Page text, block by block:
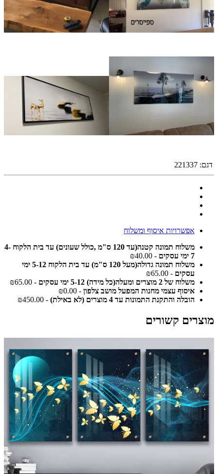
דגם: 221337
אפשרויות איסוף ומשלוח
משלוח תמונה קטנה(עד 120 ס"מ ,כולל שעונים) עד בית הלקוח 4-
7 ימי עסקים
- ₪40.00
משלוח תמונה גדולה(מעל 120 ס"מ) עד בית הלקוח 5-12 ימי
עסקים - ₪65.00
משלוח של 2 מוצרים ומעלה(כל מידה) 5-12 ימי עסקים
- ₪65.00
איסוף עצמי מחנות המפעל מושב צלפון - ₪0.00
הובלה והתקנת התמונות עד 4 מוצרים (לא באילת)
- ₪450.00
מוצרים קשורים